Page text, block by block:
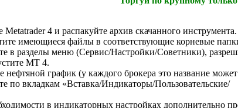
4 и распакуйте архив скачанного инструмента.
имеющиеся файлы в соответствующие корневые
в разделы меню (Сервис/Настройки/Советники),
MT 4.
график (у каждого брокера это название может
по вкладкам «Вставка/Индикаторы/Пользовательские/
в индикаторных настройках дополнительно